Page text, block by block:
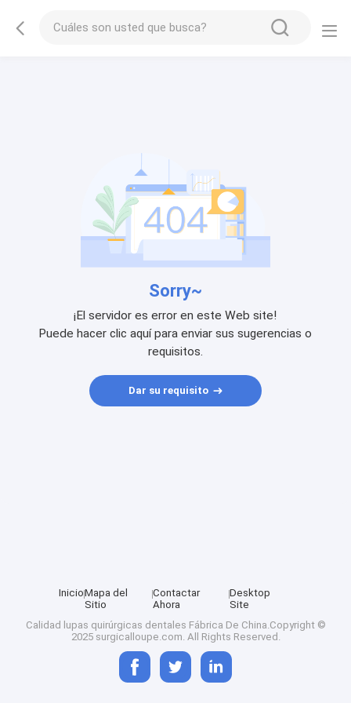
Sorry~
¡El servidor es error en este Web site!
Puede hacer clic aquí para enviar sus sugerencias o
requisitos.
Dar su requisito
InicioMapa del
Sitio
Contactar
Ahora
Desktop
Site
Calidad lupas quirúrgicas dentales Fábrica De China.Copyright ©
2025 surgicalloupe.com. All Rights Reserved.